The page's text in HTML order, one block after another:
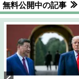
無料公開中の記事